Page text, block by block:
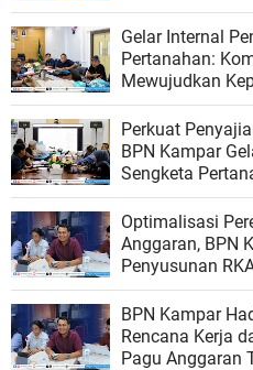
Gelar Internal
Pertanahan:
Mewujudkan
Masyarakat
Perkuat
BPN Kampar
Sengketa
Optimalisasi
Anggaran, BPN
Penyusunan
2027
BPN Kampar
Rencana Kerja
Pagu Anggaran